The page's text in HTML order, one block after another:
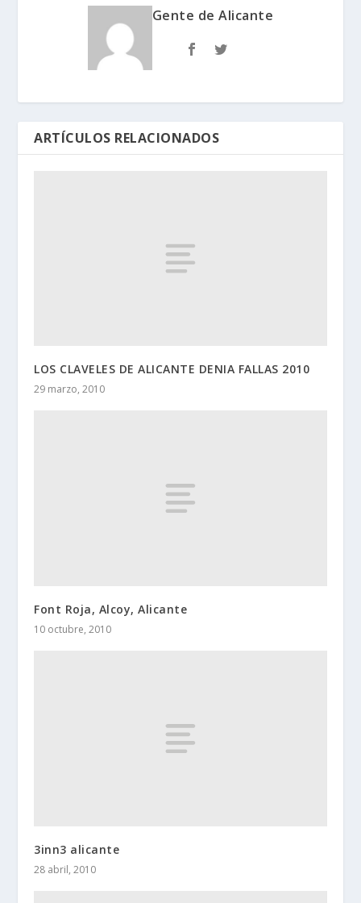
Gente de Alicante
ARTÍCULOS RELACIONADOS
LOS CLAVELES DE ALICANTE DENIA FALLAS 2010
29 marzo, 2010
Font Roja, Alcoy, Alicante
10 octubre, 2010
3inn3 alicante
28 abril, 2010